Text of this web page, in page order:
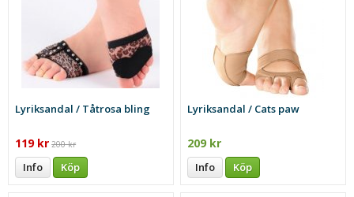
Lyriksandal / Tåtrosa bling
119 kr 200 kr
Info Köp
Lyriksandal / Cats paw
209 kr
Info Köp